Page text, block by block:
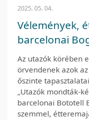
2025. 05. 04.
Vélemények,
barcelonai
Az utazók körében
örvendenek azok
őszinte
„Utazók mondták-
barcelonai Bototell
szemmel,